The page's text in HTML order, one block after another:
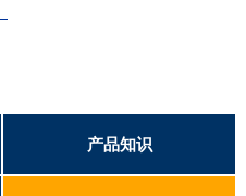
产品知识